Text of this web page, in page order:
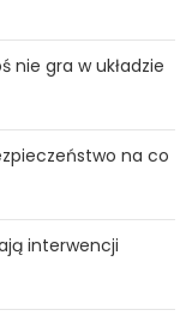
nie gra w układzie
na co
interwencji